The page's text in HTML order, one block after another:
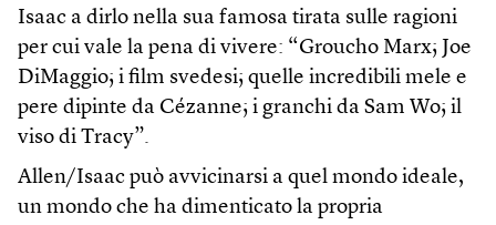
Isaac a dirlo nella sua famosa tirata sulle ragioni
per cui vale la pena di vivere: “Groucho Marx; Joe
DiMaggio; i film svedesi; quelle incredibili mele e
pere dipinte da Cézanne; i granchi da Sam Wo; il
viso di Tracy”.
Allen/Isaac può avvicinarsi a quel mondo ideale,
un mondo che ha dimenticato la propria